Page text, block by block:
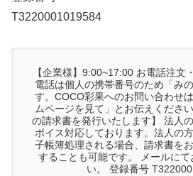
T3220001019584
【企業様】9:00~17:00 お電話注
電話は個人の携帯番号のため「み
す。COCO彩果へのお問い合わせ
ムページを見て」とお伝えくださ
の請求書を発行いたします】 法人
ボイス対応しております。法人の
子帳簿処理される場合、請求書を
することも可能です。 メールにて
い。 登録番号